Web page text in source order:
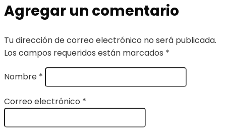
Agregar un comentario
Tu dirección de correo electrónico no será publicada.
Los campos requeridos están marcados *
Nombre *
Correo electrónico *